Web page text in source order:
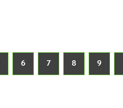
6 7 8 9